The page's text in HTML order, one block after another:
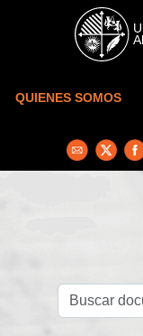
Skip to main content
QUIENES SOMOS